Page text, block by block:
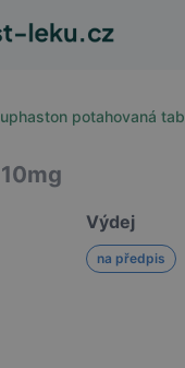
potahovaná
10mg
Výdej
na předpis